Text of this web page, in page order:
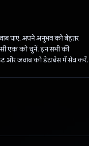
पाएं. अपने अनुभव को बेहतर
एक को चुनें. इन सभी की
और जवाब को डेटाबेस में सेव करें.